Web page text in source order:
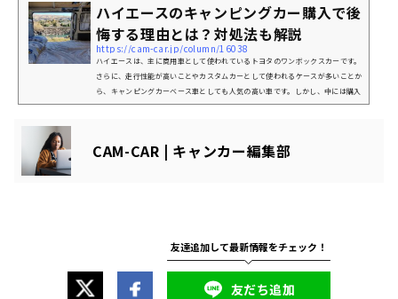
ットスペースを確保できます。特に、7人乗りモデルは3列目を収納すると...
ハイエースのキャンピングカー購入で後
悔する理由とは？対処法も解説
https://cam-car.jp/column/16038
ハイエースは、主に商用車として使われているトヨタのワンボックスカーです。
さらに、走行性能が高いことやカスタムカーとして使われるケースが多いことか
ら、キャンピングカーベース車としても人気の高い車です。しかし、中には購入
してから後悔したといった声が多くあります。本記事では、ハイエースのキャン
トヨタモビリティ神奈川ハイエースは、カスタムカーとして使いやすい...
CAM-CAR | キャンカー編集部
友だち追加